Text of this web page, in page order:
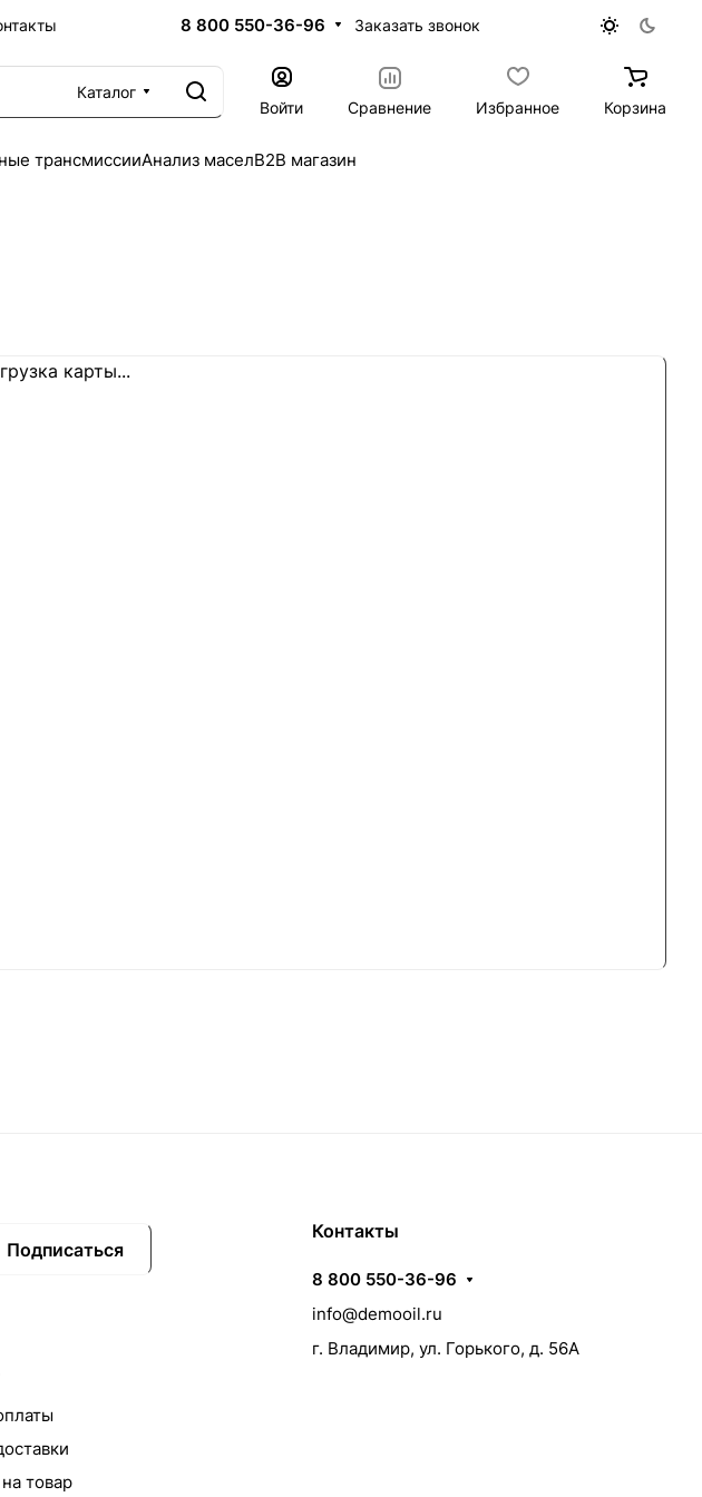
8 800 550-36-96 Заказать звонок
Каталог
Войти
Сравнение Избранное Корзина
трансмиссииАнализ маселB2B магазин
карты...
Подписаться
товар
Контакты
8 800 550-36-96
info@demooil.ru
г. Владимир, ул. Горького, д. 56А